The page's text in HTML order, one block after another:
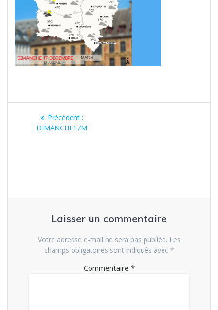
Navigation
Précédent :Article
précédent
DIMANCHE17M
Laisser un commentaire
Votre adresse e-mail ne sera pas publiée. Les
champs obligatoires sont indiqués avec *
Commentaire *